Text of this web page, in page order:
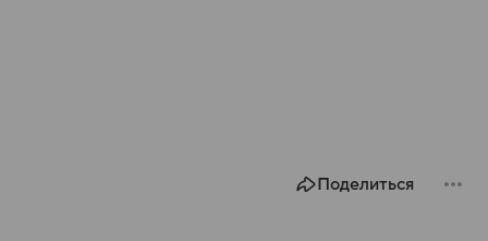
Поделиться